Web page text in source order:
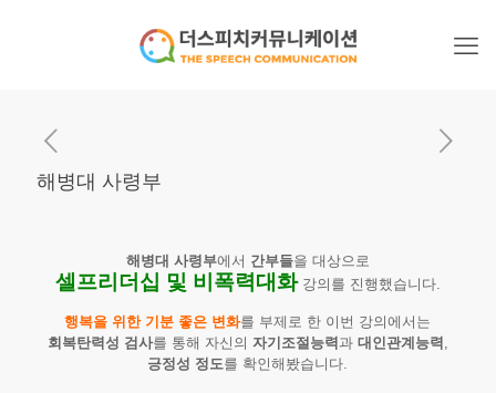
해병대 사령부
해병대 사령부에서 간부들을 대상으로
셀프리더십 및 비폭력대화강의를 진행했습니다.
행복을 위한 기분 좋은 변화를 부제로 한 이번 강의에서는
회복탄력성 검사를 통해 자신의 자기조절능력 과 대인관계능력 ,
긍정성 정도를 확인해봤습니다.